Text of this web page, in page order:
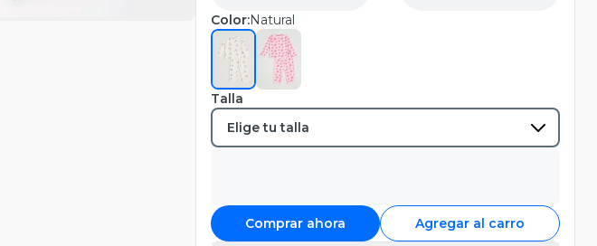
Color:Natural
Talla
Comprar ahora Agregar al carro